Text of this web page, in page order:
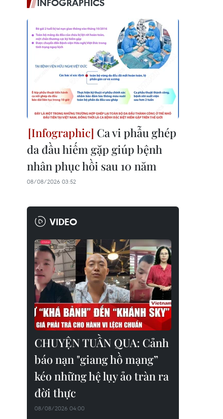
INFOGRAPHICS
Ca vi phẫu ghép
da đầu hiếm gặp giúp bệnh
nhân phục hồi sau 10 năm
08/08/2026 03:52
VIDEO
CHUYỆN TUẦN QUA: Cảnh
báo nạn "giang hồ mạng”
kéo những hệ lụy ảo tràn ra
đời thực
08/08/2026 04:00